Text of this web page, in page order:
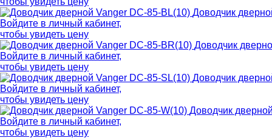
Доводчик
Войдите в личный кабинет,
чтобы увидеть цену
Доводчик
Войдите в личный кабинет,
чтобы увидеть цену
Доводчик
Войдите в личный кабинет,
чтобы увидеть цену
Доводчик
Войдите в личный кабинет,
чтобы увидеть цену